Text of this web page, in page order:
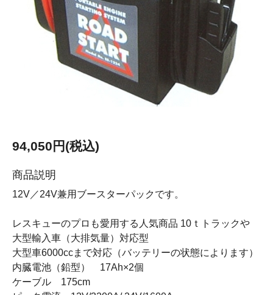
94,050円(税込)
商品説明
12V／24V兼用ブースターパックです。
レスキューのプロも愛用する人気商品 10ｔトラックや
大型輸入車（大排気量）対応型
大型車6000ccまで対応（バッテリーの状態によります）
内臓電池（鉛型） 17Ah×2個
ケーブル 175cm